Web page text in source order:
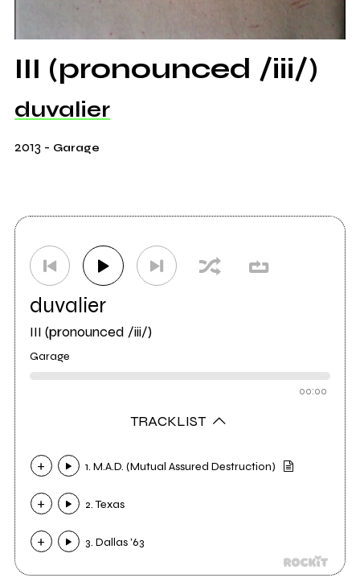
III (pronounced /iii/)
duvalier
2013 - Garage
duvalier
III (pronounced /iii/)
Garage
00:00
TRACKLIST
1. M.A.D. (Mutual Assured Destruction)
2. Texas
3. Dallas '63